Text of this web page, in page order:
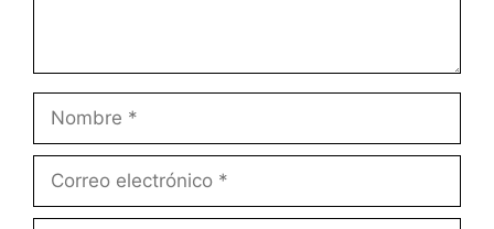
electrónico